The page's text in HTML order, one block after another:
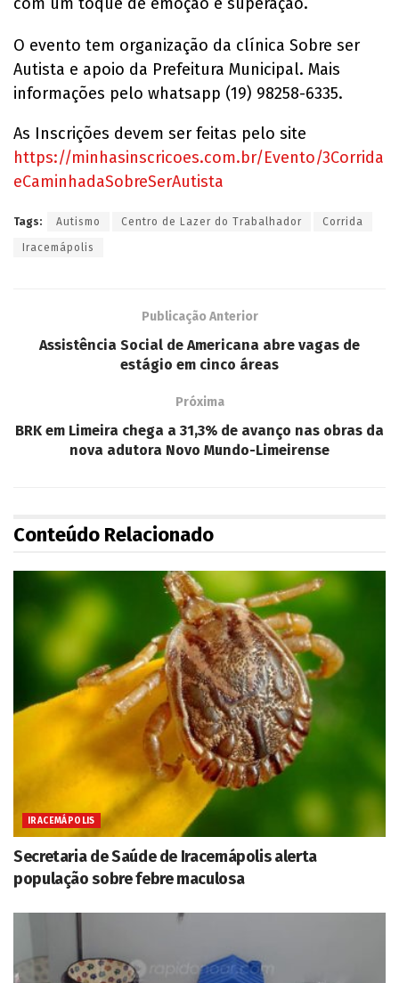
com um toque de emoção e superação.
O evento tem organização da clínica Sobre ser
Autista e apoio da Prefeitura Municipal. Mais
informações pelo whatsapp (19) 98258-6335.
As Inscrições devem ser feitas pelo site
https://minhasinscricoes.com.br/Evento/3Corrida
eCaminhadaSobreSerAutista
Tags: Autismo Centro de Lazer do Trabalhador Corrida
Iracemápolis
Publicação Anterior
Assistência Social de Americana abre vagas de
estágio em cinco áreas
Próxima
BRK em Limeira chega a 31,3% de avanço nas obras da
nova adutora Novo Mundo-Limeirense
Conteúdo Relacionado
IRACEMÁPOLIS
Secretaria de Saúde de Iracemápolis alerta
população sobre febre maculosa